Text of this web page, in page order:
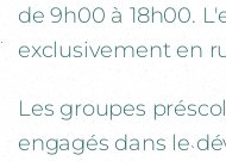
de 9h00 à 18h00.
exclusivement en
Les groupes
engagés dans le